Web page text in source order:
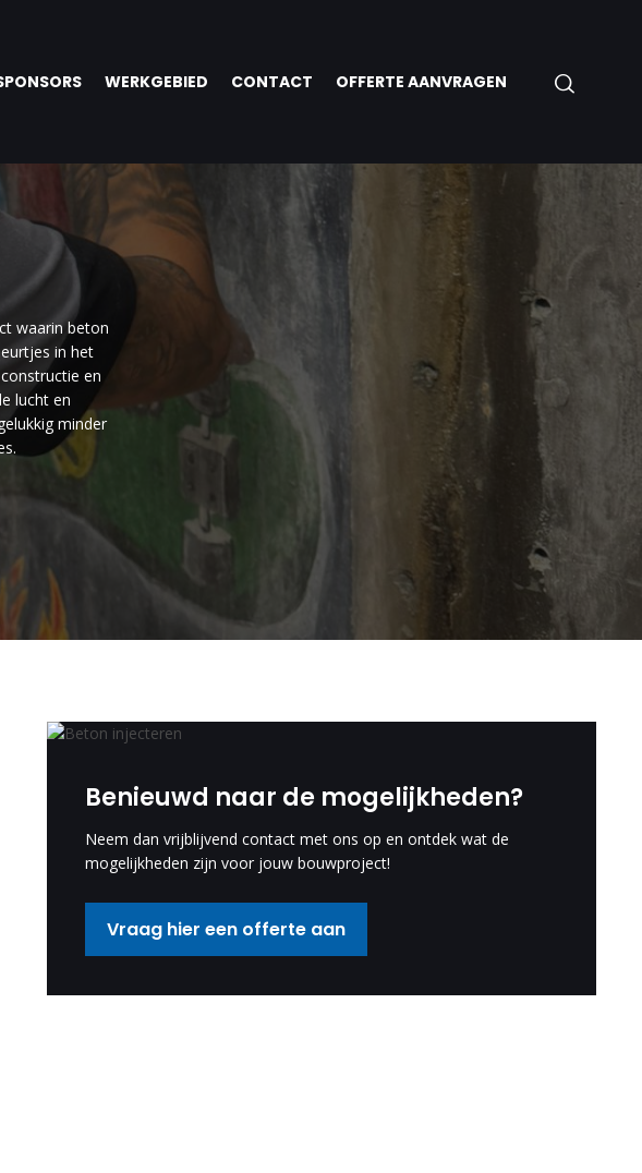
WERKGEBIED CONTACT OFFERTE AANVRAGEN
waarin beton
in het
en
lucht en
minder
Benieuwd naar de mogelijkheden?
Neem dan vrijblijvend contact met ons op en ontdek wat de
mogelijkheden zijn voor jouw bouwproject!
Vraag hier een offerte aan